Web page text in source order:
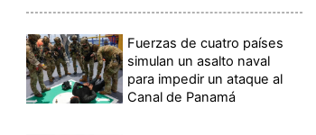
Fuerzas de cuatro países
simulan un asalto naval
para impedir un ataque al
Canal de Panamá